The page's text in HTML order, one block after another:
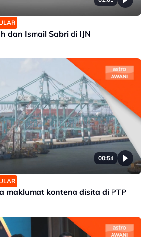
dan Ismail Sabri di IJN
00:54
maklumat kontena disita di PTP